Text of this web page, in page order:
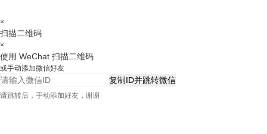
×
扫描二维码
×
使用 WeChat 扫描二维码
或手动添加微信好友
复制ID并跳转微信
请跳转后，手动添加好友，谢谢